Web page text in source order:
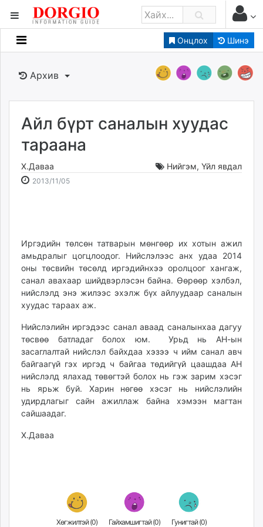
Онцлох Шинэ
Мэдээллийн
Банк санхүү
Бизнес ААН
Төрийн
Нийслэлийн
dorgio.mn
Gogo.mn
Baabar.mn
tovch.mn
ikon.mn
mnb.mn
Livetv.mn
24tsag.mn
eagle.mn
ergelt.mn
zarig.mn
today.mn
zuv.mn
mminfo.mn
shuurhai.mn
Архив
Айл бүрт саналын хуудас
тараана
Х.Даваа Нийгэм, Үйл явдал
2013/11/052013-
2026-
Иргэдийн төлсөн татварын мөнгөөр их хотын ажил
амьдралыг цогцлоодог. Нийслэлээс анх удаа 2014
оны төсвийн төсөлд иргэдийнхээ оролцоог хангаж,
санал авахаар шийдвэрлэсэн байна. Өөрөөр хэлбэл,
нийслэлд энэ жилээс эхэлж бүх айлуудаар саналын
хуудас тараах аж.
Нийслэлийн иргэдээс санал аваад саналынхаа дагуу
төсвөө батладаг болох юм. Урьд нь АН-ын
засаглалтай нийслэл байхдаа хэзээ ч ийм санал авч
байгаагүй гэх иргэд ч байгаа төдийгүй цаашдаа АН
нийслэлд ялахад төвөгтэй болох нь гэж зарим хэсэг
нь ярьж буй. Харин нөгөө хэсэг нь нийслэлийн
удирдлагыг сайн ажиллаж байна хэмээн магтан
сайшаадаг.
Х.Даваа
Хөгжилтэй (0) Гайхамшигтай (0) Гунигтай (0)